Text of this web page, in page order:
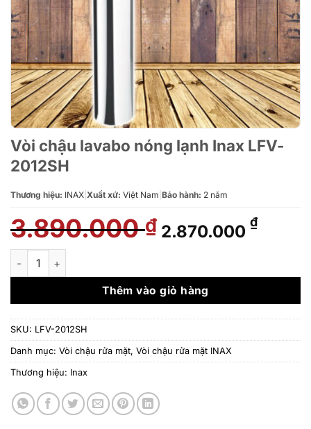
Vòi chậu lavabo nóng lạnh Inax LFV-
2012SH
Thương hiệu: INAX Xuất xứ: Việt Nam Bảo hành: 2 năm
3.890.000₫ Giá
gốc
3.890.000 ₫.
2.870.000 ₫Giá
là:
Vòi chậu lavabo nóng lạnh Inax LFV-2012SH số lượng
Thêm vào giỏ hàng
SKU: LFV-2012SH
Danh mục: Vòi chậu rửa mặt, Vòi chậu rửa mặt INAX
Thương hiệu: Inax